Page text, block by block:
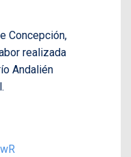
Concepción,
realizada
Andalién